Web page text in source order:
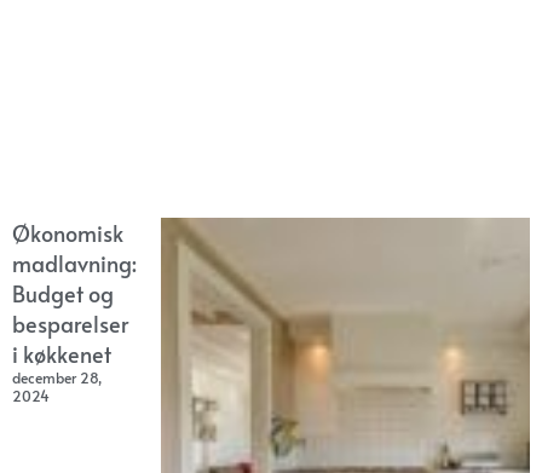
Økonomisk
madlavning:
Budget og
besparelser
i køkkenet
december 28,
2024